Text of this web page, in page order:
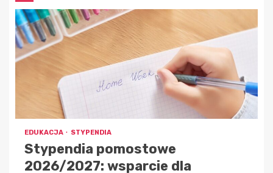
EDUKACJA STYPENDIA
Stypendia pomostowe
2026/2027: wsparcie dla